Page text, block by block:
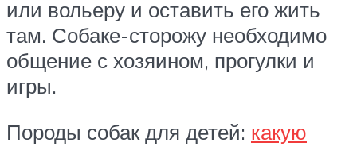
или вольеру и оставить его жить
там. Собаке-сторожу необходимо
общение с хозяином, прогулки и
игры.
Породы собак для детей: какую